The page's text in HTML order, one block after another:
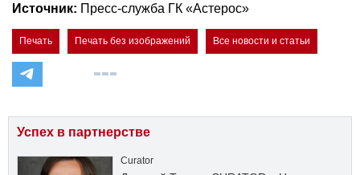
Источник: Пресс-служба ГК «Астерос»
Печать Печать без изображений Все новости и статьи
Успех в партнерстве
Curator